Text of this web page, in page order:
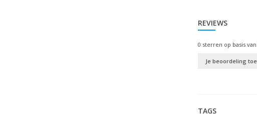
REVIEWS
0 sterren op basis van
Je beoordeling
TAGS